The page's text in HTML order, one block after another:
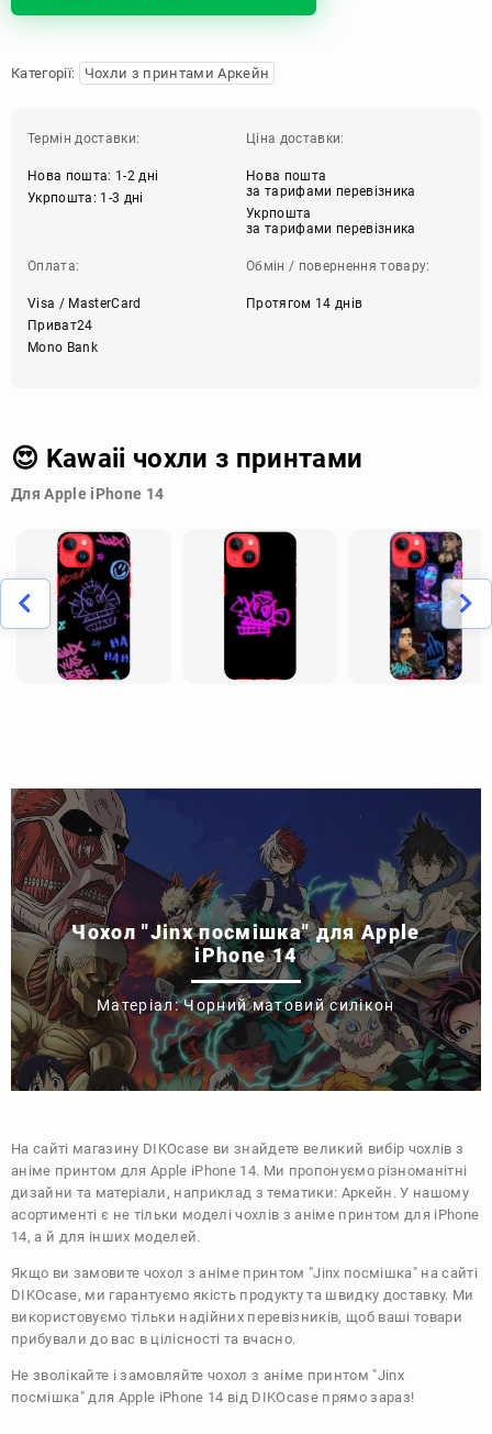
Категорії: Чохли з принтами Аркейн
Термін доставки:
Нова пошта: 1-2 дні
Укрпошта: 1-3 дні
Ціна доставки:
Нова пошта
за тарифами перевізника
Укрпошта
за тарифами перевізника
Оплата:
Visa / MasterCard
Приват24
Mono Bank
Обмін / повернення товару:
Протягом 14 днів
😍 Kawaii чохли з принтами
Для Apple iPhone 14
Чохол "Jinx посмішка" для Apple
iPhone 14
Матеріал: Чорний матовий силікон
На сайті магазину DIKOcase ви знайдете великий вибір чохлів з
аніме принтом для Apple iPhone 14. Ми пропонуємо різноманітні
дизайни та матеріали, наприклад з тематики: Аркейн . У нашому
асортименті є не тільки моделі чохлів з аніме принтом для iPhone
14, а й для інших моделей.
Якщо ви замовите чохол з аніме принтом "Jinx посмішка" на сайті
DIKOcase, ми гарантуємо якість продукту та швидку доставку. Ми
використовуємо тільки надійних перевізників, щоб ваші товари
прибували до вас в цілісності та вчасно.
Не зволікайте і замовляйте чохол з аніме принтом "Jinx
посмішка" для Apple iPhone 14 від DIKOcase прямо зараз!